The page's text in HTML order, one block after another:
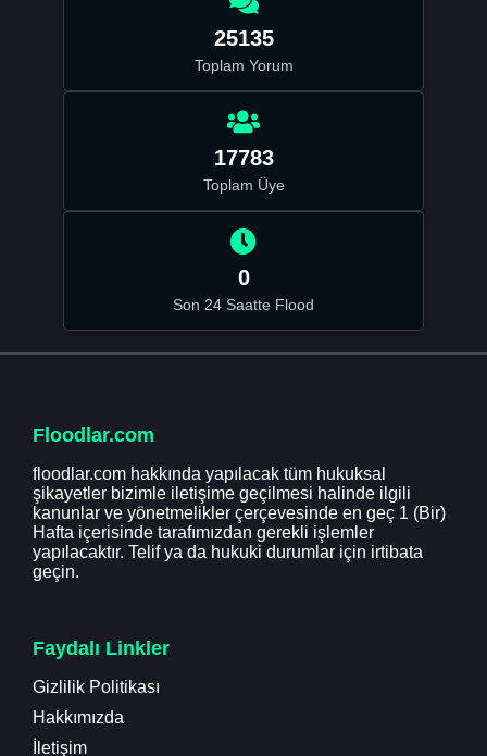
25135
Toplam Yorum
17783
Toplam Üye
0
Son 24 Saatte Flood
Floodlar.com
floodlar.com hakkında yapılacak tüm hukuksal
şikayetler bizimle iletişime geçilmesi halinde ilgili
kanunlar ve yönetmelikler çerçevesinde en geç 1 (Bir)
Hafta içerisinde tarafımızdan gerekli işlemler
yapılacaktır. Telif ya da hukuki durumlar için irtibata
geçin.
Faydalı Linkler
Gizlilik Politikası
Hakkımızda
İletişim